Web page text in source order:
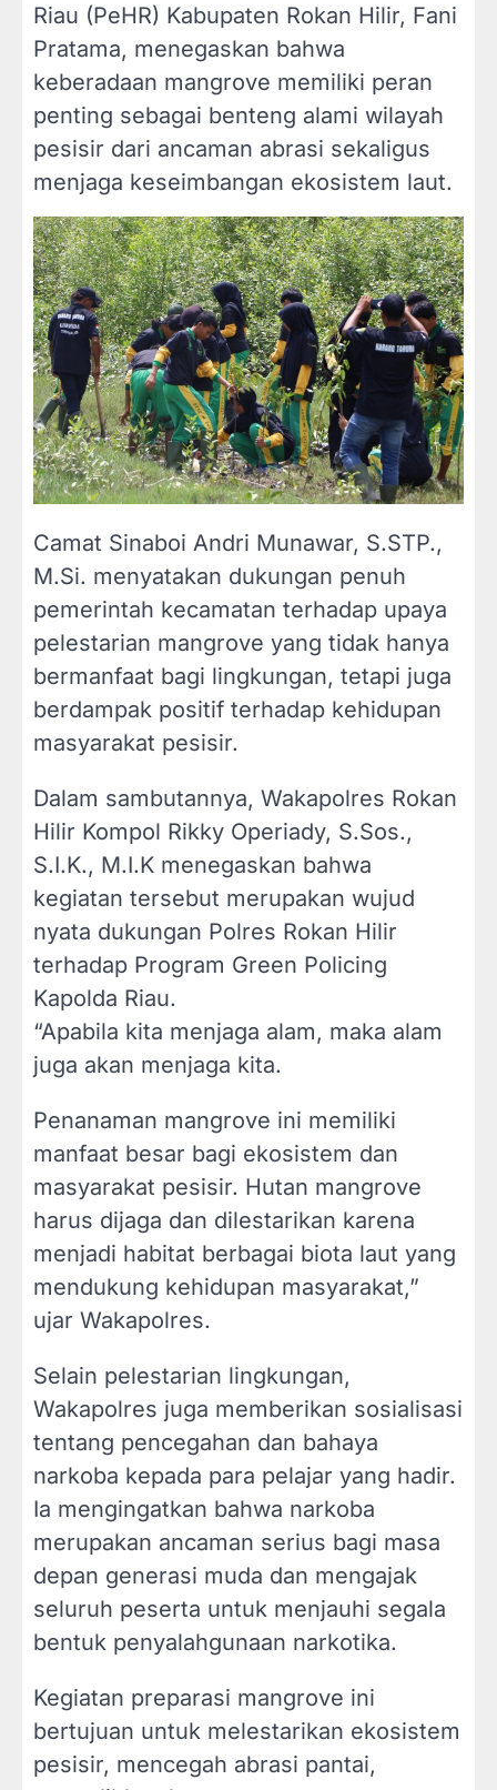
Riau (PeHR) Kabupaten Rokan Hilir, Fani
Pratama, menegaskan bahwa
keberadaan mangrove memiliki peran
penting sebagai benteng alami wilayah
pesisir dari ancaman abrasi sekaligus
menjaga keseimbangan ekosistem laut.
Camat Sinaboi Andri Munawar, S.STP.,
M.Si. menyatakan dukungan penuh
pemerintah kecamatan terhadap upaya
pelestarian mangrove yang tidak hanya
bermanfaat bagi lingkungan, tetapi juga
berdampak positif terhadap kehidupan
masyarakat pesisir.
Dalam sambutannya, Wakapolres Rokan
Hilir Kompol Rikky Operiady, S.Sos.,
S.I.K., M.I.K menegaskan bahwa
kegiatan tersebut merupakan wujud
nyata dukungan Polres Rokan Hilir
terhadap Program Green Policing
Kapolda Riau.
“Apabila kita menjaga alam, maka alam
juga akan menjaga kita.
Penanaman mangrove ini memiliki
manfaat besar bagi ekosistem dan
masyarakat pesisir. Hutan mangrove
harus dijaga dan dilestarikan karena
menjadi habitat berbagai biota laut yang
mendukung kehidupan masyarakat,”
ujar Wakapolres.
Selain pelestarian lingkungan,
Wakapolres juga memberikan sosialisasi
tentang pencegahan dan bahaya
narkoba kepada para pelajar yang hadir.
Ia mengingatkan bahwa narkoba
merupakan ancaman serius bagi masa
depan generasi muda dan mengajak
seluruh peserta untuk menjauhi segala
bentuk penyalahgunaan narkotika.
Kegiatan preparasi mangrove ini
bertujuan untuk melestarikan ekosistem
pesisir, mencegah abrasi pantai,